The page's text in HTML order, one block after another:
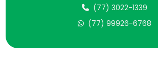
Armazenagem de grãos em galpões
(77) 3022-1339
(77) 99926-6768